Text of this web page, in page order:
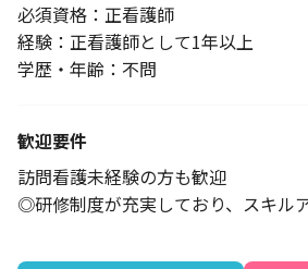
必須資格：正看護師
経験：正看護師として1年以上
学歴・年齢：不問
歓迎要件
訪問看護未経験の方も歓迎
◎研修制度が充実しており、スキル